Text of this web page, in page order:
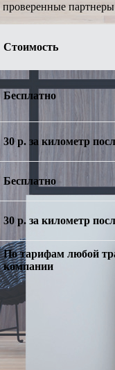
Стоимость
Бесплатно
30 р. за километр
Бесплатно
30 р. за километр
По тарифам любой
компании